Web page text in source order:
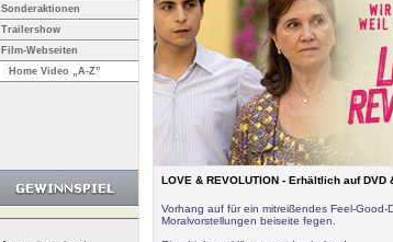
Sonderaktionen
Trailershow
Film-Webseiten
Home Video „A-Z”
LOVE & REVOLUTION - Erhältlich auf DVD
Vorhang auf für ein mitreißendes Feel-
Moralvorstellungen beiseite fegen.